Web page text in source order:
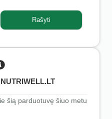
Rašyti
šią parduotuvę šiuo metu